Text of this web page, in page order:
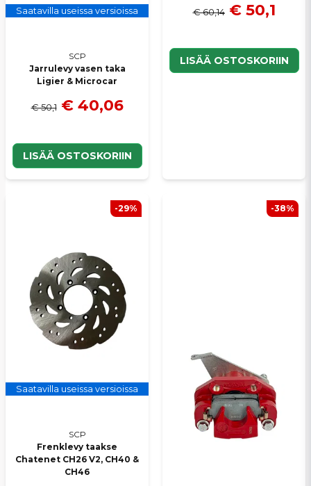
Saatavilla useissa versioissa
SCP
Jarrulevy vasen taka
Ligier & Microcar
€ 50,1 € 40,06
LISÄÄ OSTOSKORIIN
€ 60,14 € 50,1
LISÄÄ OSTOSKORIIN
Saatavilla useissa versioissa
SCP
Frenklevy taakse
Chatenet CH26 V2, CH40 &
CH46
-29% -38%